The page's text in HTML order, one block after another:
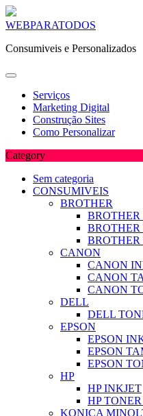
Skip
content
WEBPARATODOS
Consumiveis e Personalizados
Serviços
Marketing Digital
Construção Sites
Como Personalizar
Category
Sem categoria
CONSUMIVEIS
BROTHER
BROTHER
BROTHER
CANON
CANON
CANON
CANON
DELL
DELL
EPSON
EPSON
EPSON
EPSON
HP
HP INKJET
HP
KONICA